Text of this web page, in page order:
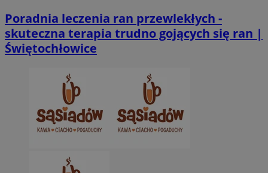
Poradnia leczenia ran przewlekłych -
skuteczna terapia trudno gojących się ran |
Świętochłowice